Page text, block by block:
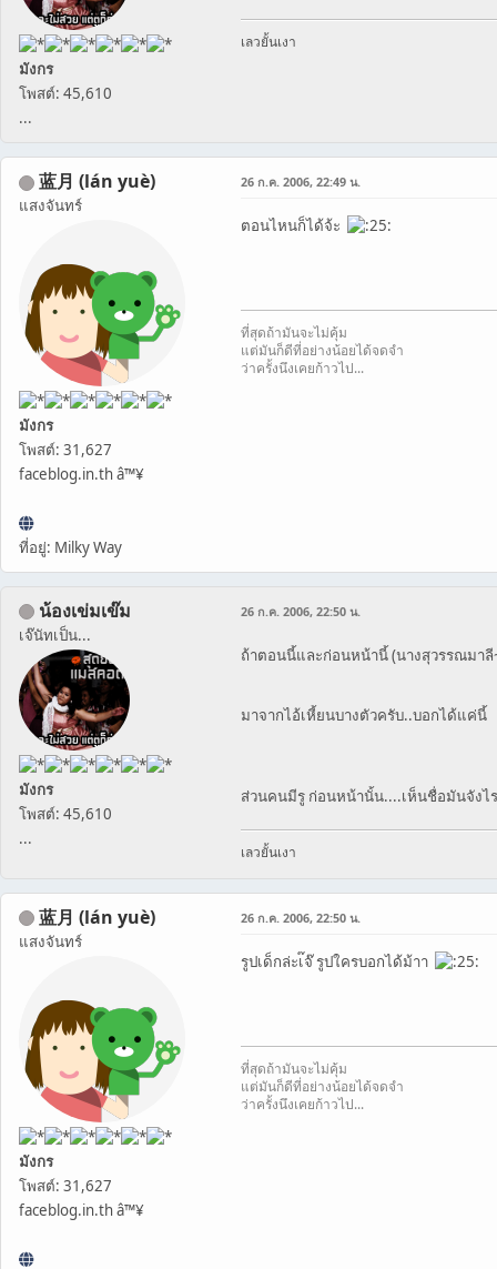
มังกร
โพสต์: 45,610
...
เลวยั้นเงา
蓝月 (lán yuè)
แสงจันทร์
มังกร
โพสต์: 31,627
faceblog.in.th â™¥
ที่อยู่: Milky Way
26 ก.ค. 2006, 22:49 น.
ตอนไหนก็ได้จ้ะ
ที่สุดถ้ามันจะไม่คุ้ม
แต่มันก็ดีที่อย่างน้อยได้จดจำ
ว่าครั้งนึงเคยก้าวไป...
น้องเข่มเข๊ม
เจ๊นัทเป็น...
มังกร
โพสต์: 45,610
...
26 ก.ค. 2006, 22:50 น.
ถ้าตอนนี้และก่อนหน้านี้ (นางสุวรรณมา
มาจากไอ้เหี้ยนบางตัวครับ..บอกได้แค่นี้
ส่วนคนมีรู ก่อนหน้านั้น....เห็นชื่อมันจังไ
เลวยั้นเงา
蓝月 (lán yuè)
แสงจันทร์
มังกร
โพสต์: 31,627
faceblog.in.th â™¥
26 ก.ค. 2006, 22:50 น.
รูปเด็กล่ะเ๊จ๊ รูปใครบอกได้ม้าา
ที่สุดถ้ามันจะไม่คุ้ม
แต่มันก็ดีที่อย่างน้อยได้จดจำ
ว่าครั้งนึงเคยก้าวไป...